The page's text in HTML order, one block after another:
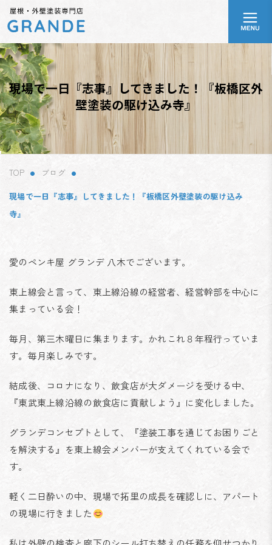
テ
ン
ツ
へ
ス
キ
ッ
プ
ゲ
ー
シ
ョ
ン
に
移
動
ン
現場で一日『志事』してきました！『板橋区外
壁塗装の駆け込み寺』
TOP ブログ
現場で一日『志事』してきました！『板橋区外壁塗装の駆け込み
寺』
愛のペンキ屋 グランデ 八木でございます。
東上線会と言って、東上線沿線の経営者、経営幹部を中心に
集まっている会！
毎月、第三木曜日に集まります。かれこれ８年程行っていま
す。毎月楽しみです。
結成後、コロナになり、飲食店が大ダメージを受ける中、
『東武東上線沿線の飲食店に貢献しよう』に変化しました。
グランデコンセプトとして、『塗装工事を通じてお困りごと
を解決する』を東上線会メンバーが支えてくれている会で
す。
軽く二日酔いの中、現場で拓里の成長を確認しに、アパート
の現場に行きました